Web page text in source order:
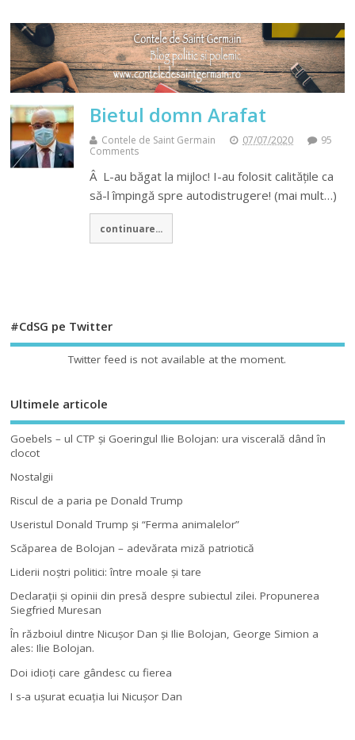
Bietul domn Arafat
Contele de Saint Germain 07/07/2020
95
Comments
Â L-au băgat la mijloc! I-au folosit calitățile ca
să-l împingă spre autodistrugere! (mai mult…)
continuare...
#CdSG pe Twitter
Twitter feed is not available at the moment.
Ultimele articole
Goebels – ul CTP şi Goeringul Ilie Bolojan: ura viscerală dând în
clocot
Nostalgii
Riscul de a paria pe Donald Trump
Useristul Donald Trump şi “Ferma animalelor”
Scăparea de Bolojan – adevărata miză patriotică
Liderii noştri politici: între moale şi tare
Declaraţii şi opinii din presă despre subiectul zilei. Propunerea
Siegfried Muresan
În războiul dintre Nicuşor Dan şi Ilie Bolojan, George Simion a
ales: Ilie Bolojan.
Doi idioţi care gândesc cu fierea
I s-a uşurat ecuaţia lui Nicuşor Dan